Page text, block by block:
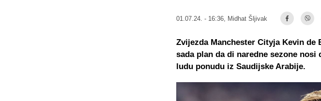
01.07.24. - 16:36, Midhat Šljivak
Zvijezda Manchester Cityja Kevin de
sada plan da di naredne sezone
ludu ponudu iz Saudijske Arabije.